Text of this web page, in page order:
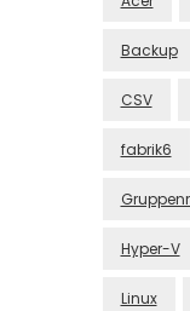
Backup
CSV
fabrik6
Hyper-V
Linux